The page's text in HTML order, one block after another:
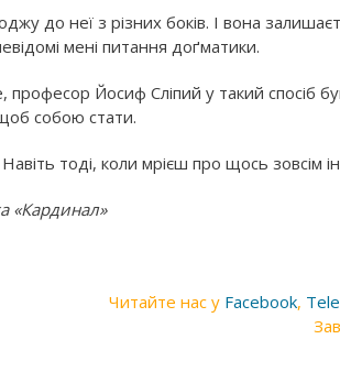
до неї з різних боків. І вона
мені питання доґматики.
професор Йосиф Сліпий у такий спосіб
собою стати.
тоді, коли мрієш про щось зовсім
«Кардинал»
Читайте нас у Facebook,